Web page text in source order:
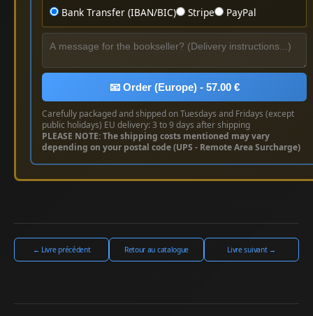
Bank Transfer (IBAN/BIC)
Stripe PayPal
📧 Order (Europe) - 57.00 €
Carefully packaged and shipped on Tuesdays and Fridays (except
public holidays) EU delivery: 3 to 9 days after shipping
PLEASE NOTE: The shipping costs mentioned may vary
depending on your postal code (UPS - Remote Area Surcharge)
← Livre précédent Retour au catalogue Livre suivant →